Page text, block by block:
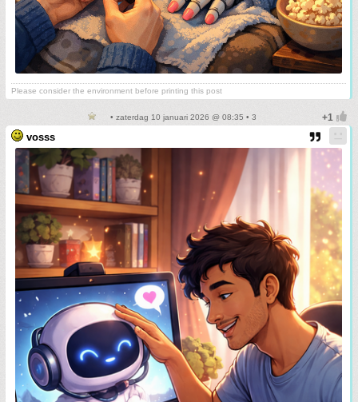
Please consider the environment before printing this post
• zaterdag 10 januari 2026 @ 08:35 • 3
vosss